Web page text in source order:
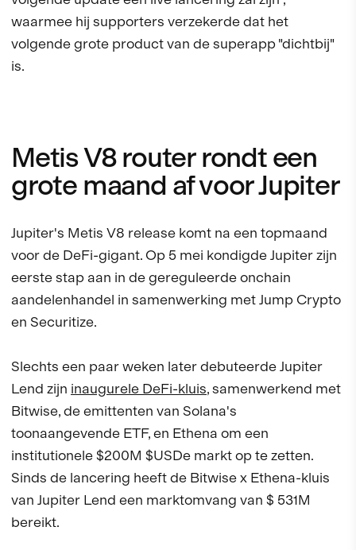
waarmee hij supporters verzekerde dat het
volgende grote product van de superapp "dichtbij"
is.
Metis V8 router rondt een
grote maand af voor Jupiter
Jupiter's Metis V8 release komt na een topmaand
voor de DeFi-gigant. Op 5 mei kondigde Jupiter zijn
eerste stap aan in de gereguleerde onchain
aandelenhandel in samenwerking met Jump Crypto
en Securitize.
Slechts een paar weken later debuteerde Jupiter
Lend zijn inaugurele DeFi-kluis, samenwerkend met
Bitwise, de emittenten van Solana's
toonaangevende ETF, en Ethena om een
institutionele $200M $USDe markt op te zetten.
Sinds de lancering heeft de Bitwise x Ethena-kluis
van Jupiter Lend een marktomvang van $ 531M
bereikt.